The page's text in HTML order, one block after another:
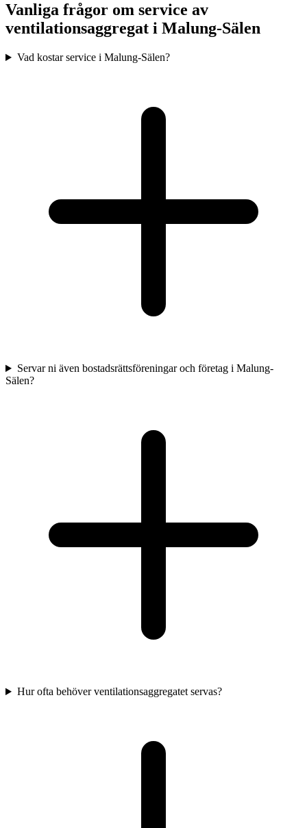
Vanliga frågor om service av
ventilationsaggregat i Malung-Sälen
Vad kostar service i Malung-Sälen?
Servar ni även bostadsrättsföreningar och företag i Malung-
Sälen?
Hur ofta behöver ventilationsaggregatet servas?